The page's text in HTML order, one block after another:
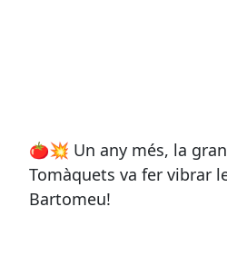
🍅💥 Un any més, la
Tomàquets va fer vibrar
Bartomeu!